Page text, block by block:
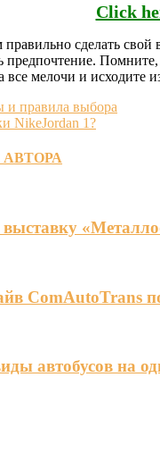
Click
правильно сделать
предпочтение.
мелочи и исходите
и правила выбора
NikeJordan 1?
ComAutoTrans
автобусов на